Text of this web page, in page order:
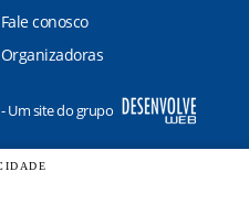
Fale conosco
Organizadoras
Um site do grupo